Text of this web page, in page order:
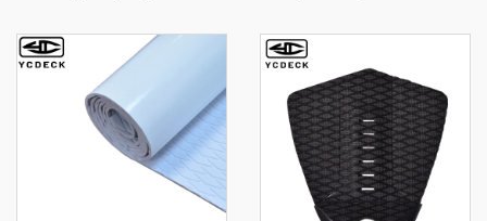
un pašlīmējošs grīdas
pārklājums motorlaivai,
RV, jahtai, kajakam,
baseinam, jūras klājam
laiva klājs 5 mm biezā,
pretslīdējošs jūras grīdas
paklājs